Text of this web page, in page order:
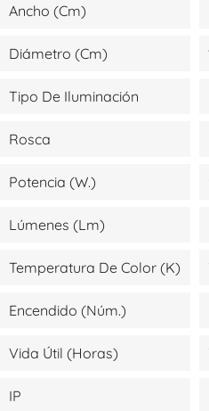
Ancho (cm)
Diámetro (cm)
Tipo De Iluminación
Rosca
Potencia (W.)
Lúmenes (lm)
Temperatura De Color (K)
Encendido (Núm.)
Vida Útil (Horas)
IP